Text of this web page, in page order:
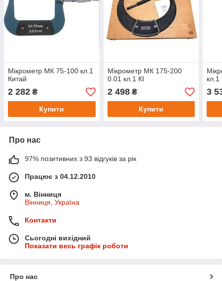
Мікрометр МК 75-100 кл.1
Китай
2 282 ₴
Купити
Мікрометр МК 175-200
0.01 кл.1 КІ
2 498₴
Купити
кл.1
3
Про нас
97% позитивних з 93 відгуків за рік
Працює з 04.12.2010
м. Вінниця
Вінниця, Україна
Контакти
Сьогодні вихідний
Показати весь графік роботи
Про нас